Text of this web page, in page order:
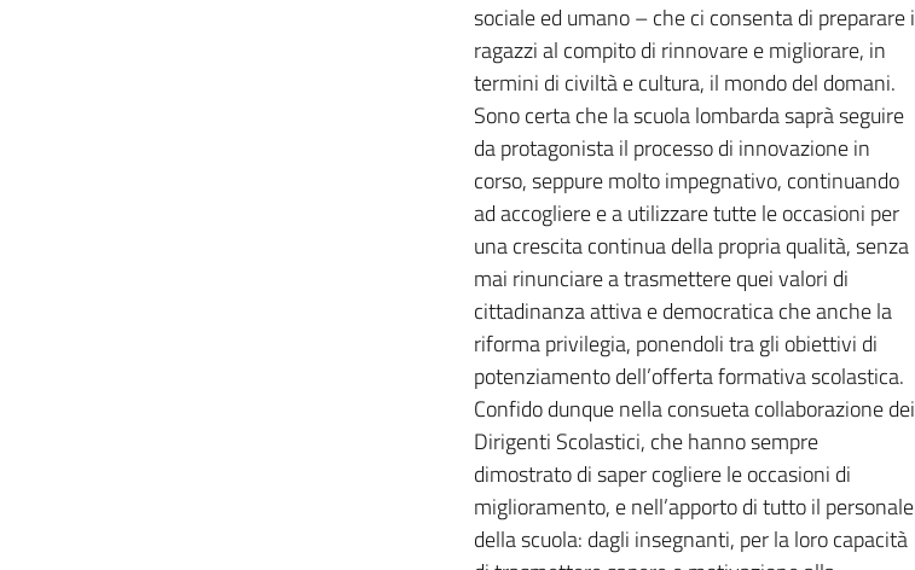
sociale ed umano – che ci consenta di preparare i
ragazzi al compito di rinnovare e migliorare, in
termini di civiltà e cultura, il mondo del domani.
Sono certa che la scuola lombarda saprà seguire
da protagonista il processo di innovazione in
corso, seppure molto impegnativo, continuando
ad accogliere e a utilizzare tutte le occasioni per
una crescita continua della propria qualità, senza
mai rinunciare a trasmettere quei valori di
cittadinanza attiva e democratica che anche la
riforma privilegia, ponendoli tra gli obiettivi di
potenziamento dell’offerta formativa scolastica.
Confido dunque nella consueta collaborazione dei
Dirigenti Scolastici, che hanno sempre
dimostrato di saper cogliere le occasioni di
miglioramento, e nell’apporto di tutto il personale
della scuola: dagli insegnanti, per la loro capacità